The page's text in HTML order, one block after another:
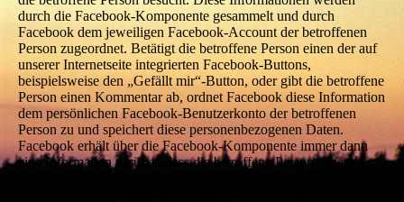
durch die Facebook-Komponente gesammelt und durch
Facebook dem jeweiligen Facebook-Account der betroffenen
Person zugeordnet. Betätigt die betroffene Person einen der auf
unserer Internetseite integrierten Facebook-Buttons,
beispielsweise den „Gefällt mir“-Button, oder gibt die betroffene
Person einen Kommentar ab, ordnet Facebook diese Information
dem persönlichen Facebook-Benutzerkonto der betroffenen
Person zu und speichert diese personenbezogenen Daten.
Facebook erhält über die Facebook-Komponente immer dann
eine Information darüber, dass die betroffene Person unsere